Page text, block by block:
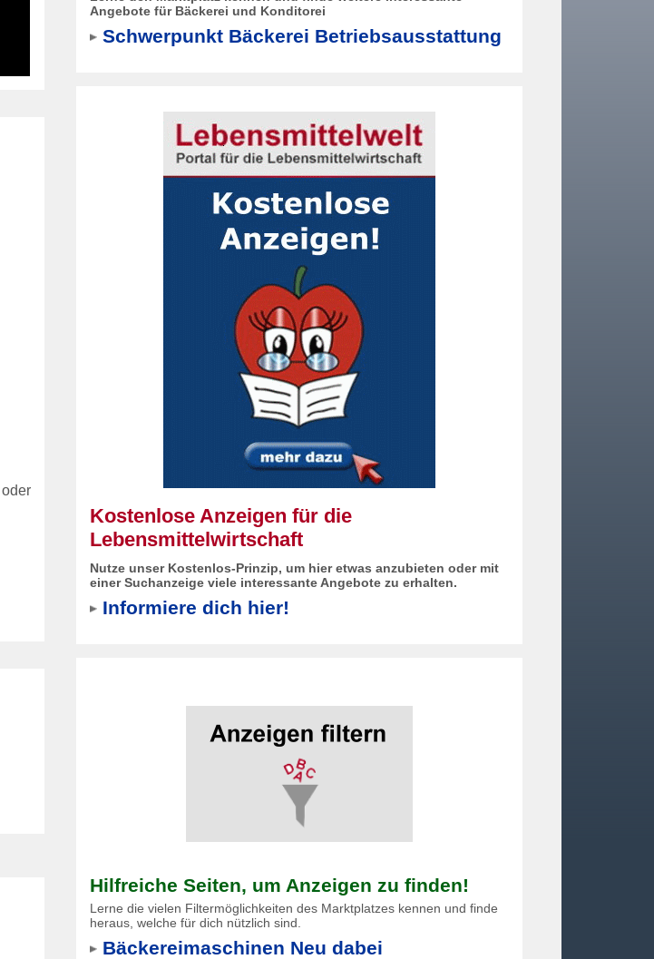
oder
Angebote für Bäckerei und Konditorei
Schwerpunkt Bäckerei Betriebsausstattung
Kostenlose Anzeigen für die
Lebensmittelwirtschaft
Nutze unser Kostenlos-Prinzip, um hier etwas anzubieten oder mit
einer Suchanzeige viele interessante Angebote zu erhalten.
Informiere dich hier!
Hilfreiche Seiten, um Anzeigen zu finden!
Lerne die vielen Filtermöglichkeiten des Marktplatzes kennen und finde
heraus, welche für dich nützlich sind.
Bäckereimaschinen Neu dabei